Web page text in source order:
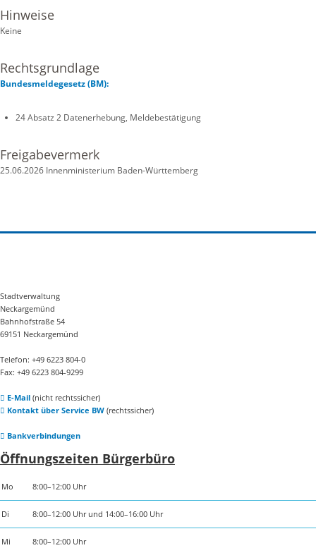
Hinweise
Keine
Rechtsgrundlage
Bundesmeldegesetz (BM):
24 Absatz 2 Datenerhebung, Meldebestätigung
Freigabevermerk
25.06.2026 Innenministerium Baden-Württemberg
Stadtverwaltung
Neckargemünd
Bahnhofstraße 54
69151 Neckargemünd
Telefon: +49 6223 804-0
Fax: +49 6223 804-9299
E-Mail(nicht rechtssicher)
Kontakt über Service BW(rechtssicher)
Bankverbindungen
Öffnungszeiten Bürgerbüro
Mo 8:00–12:00 Uhr
Di 8:00–12:00 Uhr und 14:00–16:00 Uhr
Mi 8:00–12:00 Uhr